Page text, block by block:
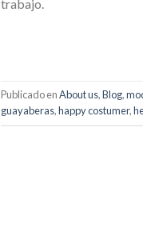
trabajo.
Publicado enAbout us,Blog,
guayaberas,happy costumer,